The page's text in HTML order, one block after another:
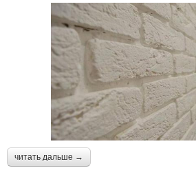
читать дальше →